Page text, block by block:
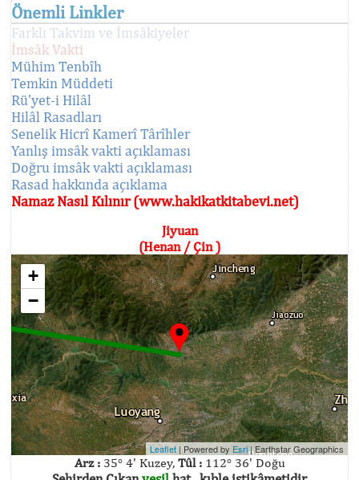
Önemli Linkler
Farklı Takvim ve İmsâkiyeler
İmsâk Vakti
Mühim Tenbîh
Temkin Müddeti
Rü'yet-i Hilâl
Hilâl Rasadları
Senelik Hicrî Kamerî Târîhler
Yanlış imsâk vakti açıklaması
Doğru imsâk vakti açıklaması
Rasad hakkında açıklama
Namaz Nasıl Kılınır (www.hakikatkitabevi.net)
Jiyuan
(Henan / Çin )
+
−
Leaflet | Powered by Esri|Earthstar Geographics
Arz :35° 4' Kuzey, Tûl :112° 36' Doğu